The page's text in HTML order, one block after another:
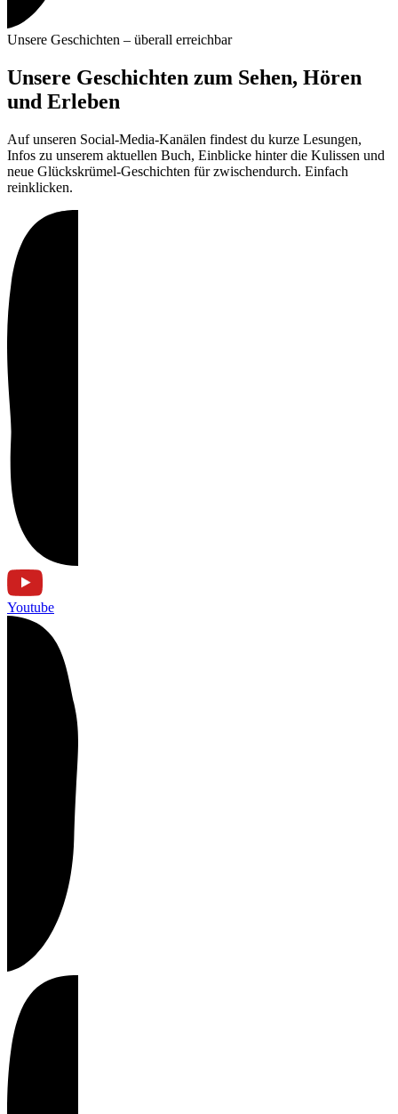
Unsere Geschichten – überall erreichbar
Unsere Geschichten zum Sehen, Hören
und Erleben
Auf unseren Social-Media-Kanälen findest du kurze Lesungen,
Infos zu unserem aktuellen Buch, Einblicke hinter die Kulissen und
neue Glückskrümel-Geschichten für zwischendurch. Einfach
reinklicken.
Youtube